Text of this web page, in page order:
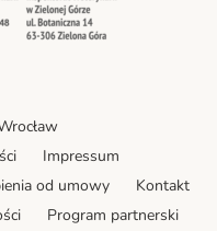
Impressum
od umowy
Kontakt
Program partnerski